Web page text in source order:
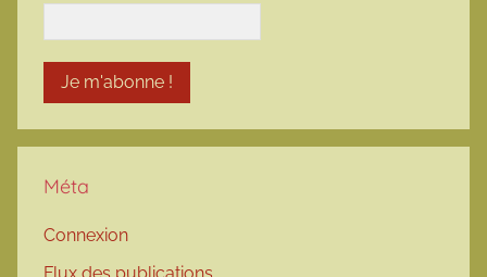
Méta
Connexion
Flux des publications